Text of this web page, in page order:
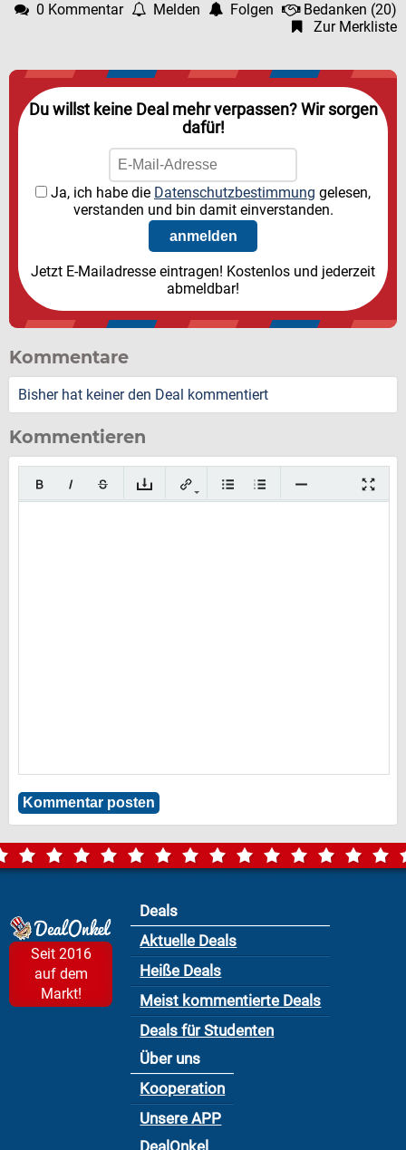
0 Kommentar Melden Folgen Bedanken (20)
Zur Merkliste
Du willst keine Deal mehr verpassen? Wir sorgen
dafür!
Ja, ich habe die Datenschutzbestimmung gelesen,
verstanden und bin damit einverstanden.
Jetzt E-Mailadresse eintragen! Kostenlos und jederzeit
abmeldbar!
Kommentare
Bisher hat keiner den Deal kommentiert
Kommentieren
Seit 2016
auf dem
Markt!
Deals
Aktuelle Deals
Heiße Deals
Meist kommentierte Deals
Deals für Studenten
Über uns
Kooperation
Unsere APP
DealOnkel